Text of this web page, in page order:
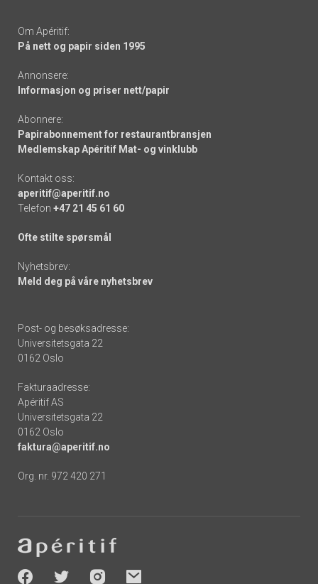
Om Apéritif:
På nett og papir siden 1995
Annonsere:
Informasjon og priser nett/papir
Abonnere:
Papirabonnement for restaurantbransjen
Medlemskap Apéritif Mat- og vinklubb
Kontakt oss:
aperitif@aperitif.no
Telefon +47 21 45 61 60
Ofte stilte spørsmål
Nyhetsbrev:
Meld deg på våre nyhetsbrev
Post- og besøksadresse:
Universitetsgata 22
0162 Oslo
Fakturaadresse:
Apéritif AS
Universitetsgata 22
0162 Oslo
faktura@aperitif.no
Org. nr. 972 420 271
-